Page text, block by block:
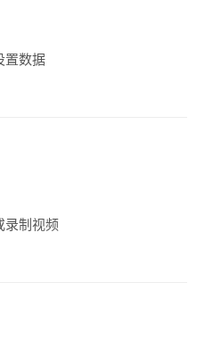
置数据
录制视频